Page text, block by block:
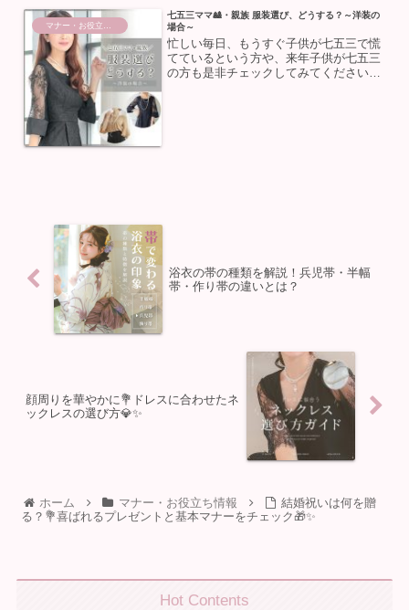
七五三ママ🎎・親族 服装選び、どうする？～洋装の
場合～
忙しい毎日、もうすぐ子供が七五三で慌
てているという方や、来年子供が七五三
の方も是非チェックしてみてください🌟
浴衣の帯の種類を解説！兵児帯・半幅
帯・作り帯の違いとは？
顔周りを華やかに💐ドレスに合わせたネ
ックレスの選び方💎✨
ホーム マナー・お役立ち情報
結婚祝いは何を贈
る？💐喜ばれるプレゼントと基本マナーをチェック🎁✨
Hot Contents